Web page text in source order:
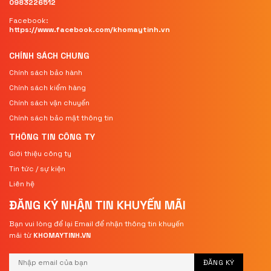
0983226512
Facebook:
https://www.facebook.com/khomaytinh.vn
CHÍNH SÁCH CHUNG
Chính sách bảo hành
Chính sách kiểm hàng
Chính sách vận chuyển
Chính sách bảo mật thông tin
THÔNG TIN CÔNG TY
Giới thiệu công ty
Tin tức / sự kiện
Liên hệ
ĐĂNG KÝ NHẬN TIN KHUYẾN MÃI
Bạn vui lòng để lại Email để nhận thông tin khuyến
mãi từ KHOMAYTINH.VN